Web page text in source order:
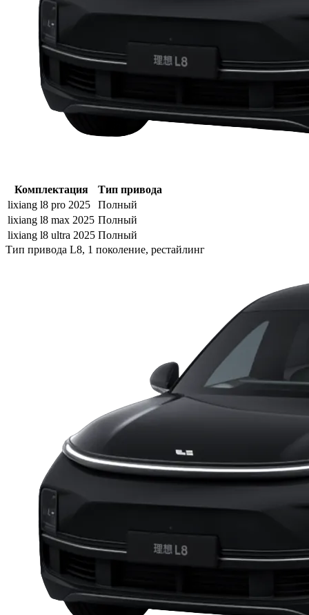
Комплектация
Тип привода
lixiang l8 pro 2025
Полный
lixiang l8 max 2025 Полный
lixiang l8 ultra 2025 Полный
Тип привода L8, 1 поколение, рестайлинг